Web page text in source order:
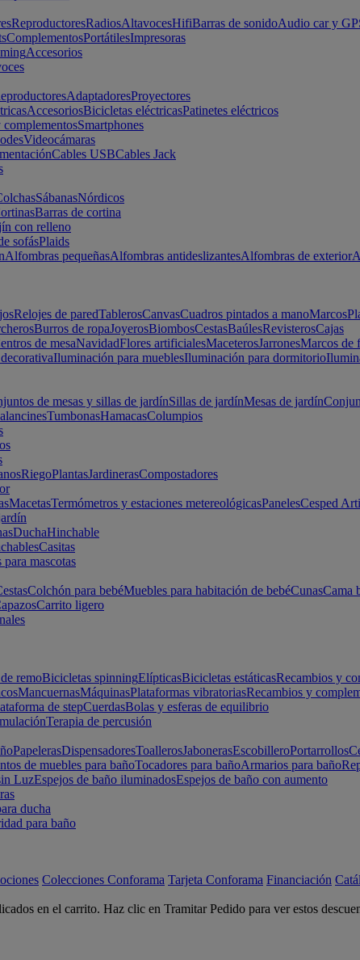
ReproductoresRadiosAltavocesHifiBarras de sonidoAudio car y
ComplementosPortátilesImpresoras
Accesorios
AdaptadoresProyectores
AccesoriosBicicletas eléctricasPatinetes eléctricos
complementosSmartphones
Videocámaras
Cables USBCables Jack
SábanasNórdicos
Barras de cortina
con relleno
sofásPlaids
Alfombras pequeñasAlfombras antideslizantesAlfombras de exterior
Relojes de paredTablerosCanvasCuadros pintados a manoMarcos
Burros de ropaJoyerosBiombosCestasBaúlesRevisterosCajas
de mesaNavidadFlores artificialesMaceterosJarronesMarcos de
Iluminación para mueblesIluminación para dormitorio
de mesas y sillas de jardínSillas de jardínMesas de jardín
TumbonasHamacasColumpios
RiegoPlantasJardinerasCompostadores
MacetasTermómetros y estaciones metereológicasPanelesCesped
DuchaHinchable
Casitas
para mascotas
Colchón para bebéMuebles para habitación de bebéCunasCama
Carrito ligero
remoBicicletas spinningElípticasBicicletas estáticasRecambios y
MancuernasMáquinasPlataformas vibratoriasRecambios y
de stepCuerdasBolas y esferas de equilibrio
Terapia de percusión
PapelerasDispensadoresToallerosJabonerasEscobilleroPortarrollos
de muebles para bañoTocadores para bañoArmarios para baño
LuzEspejos de baño iluminadosEspejos de baño con aumento
ducha
para baño
Colecciones Conforama Tarjeta Conforama Financiación
en el carrito. Haz clic en Tramitar Pedido para ver estos